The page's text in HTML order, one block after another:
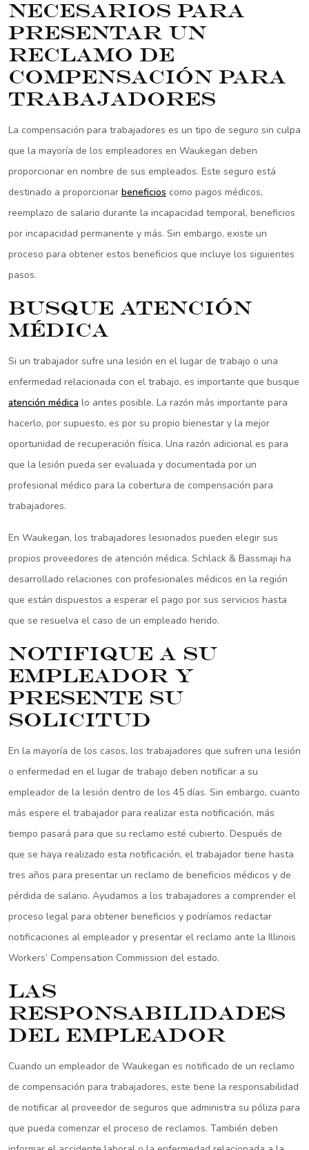
necesarios para
presentar un
reclamo de
compensación para
trabajadores
La compensación para trabajadores es un tipo de seguro sin culpa
que la mayoría de los empleadores en Waukegan deben
proporcionar en nombre de sus empleados. Este seguro está
destinado a proporcionar beneficios como pagos médicos,
reemplazo de salario durante la incapacidad temporal, beneficios
por incapacidad permanente y más. Sin embargo, existe un
proceso para obtener estos beneficios que incluye los siguientes
pasos.
Busque atención
médica
Si un trabajador sufre una lesión en el lugar de trabajo o una
enfermedad relacionada con el trabajo, es importante que busque
atención médica lo antes posible. La razón más importante para
hacerlo, por supuesto, es por su propio bienestar y la mejor
oportunidad de recuperación física. Una razón adicional es para
que la lesión pueda ser evaluada y documentada por un
profesional médico para la cobertura de compensación para
trabajadores.
En Waukegan, los trabajadores lesionados pueden elegir sus
propios proveedores de atención médica. Schlack & Bassmaji ha
desarrollado relaciones con profesionales médicos en la región
que están dispuestos a esperar el pago por sus servicios hasta
que se resuelva el caso de un empleado herido.
Notifique a su
empleador y
presente su
solicitud
En la mayoría de los casos, los trabajadores que sufren una lesión
o enfermedad en el lugar de trabajo deben notificar a su
empleador de la lesión dentro de los 45 días. Sin embargo, cuanto
más espere el trabajador para realizar esta notificación, más
tiempo pasará para que su reclamo esté cubierto. Después de
que se haya realizado esta notificación, el trabajador tiene hasta
tres años para presentar un reclamo de beneficios médicos y de
pérdida de salario. Ayudamos a los trabajadores a comprender el
proceso legal para obtener beneficios y podríamos redactar
notificaciones al empleador y presentar el reclamo ante la Illinois
Workers’ Compensation Commission del estado.
Las
responsabilidades
del empleador
Cuando un empleador de Waukegan es notificado de un reclamo
de compensación para trabajadores, este tiene la responsabilidad
de notificar al proveedor de seguros que administra su póliza para
que pueda comenzar el proceso de reclamos. También deben